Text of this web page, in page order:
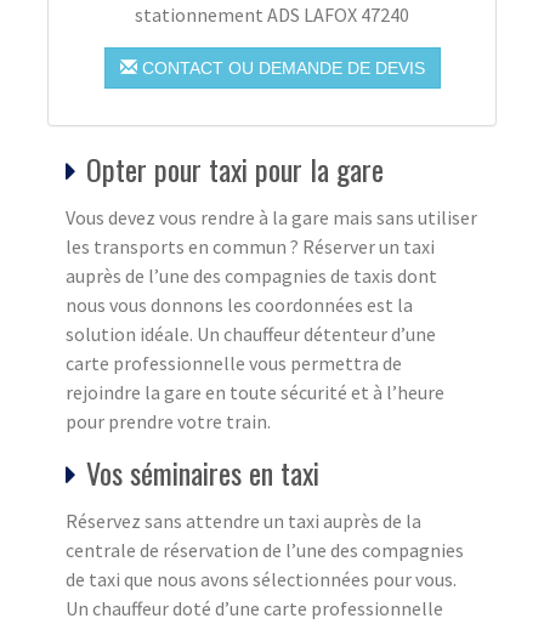
stationnement ADS LAFOX 47240
CONTACT OU DEMANDE DE DEVIS
Opter pour taxi pour la gare
Vous devez vous rendre à la gare mais sans utiliser
les transports en commun ? Réserver un taxi
auprès de l’une des compagnies de taxis dont
nous vous donnons les coordonnées est la
solution idéale. Un chauffeur détenteur d’une
carte professionnelle vous permettra de
rejoindre la gare en toute sécurité et à l’heure
pour prendre votre train.
Vos séminaires en taxi
Réservez sans attendre un taxi auprès de la
centrale de réservation de l’une des compagnies
de taxi que nous avons sélectionnées pour vous.
Un chauffeur doté d’une carte professionnelle